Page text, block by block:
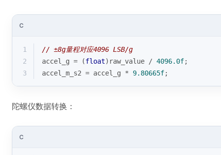
C
1
// ±8g量程对应4096 LSB/g
2
accel_g = (float)raw_value / 4096.0f;
3
accel_m_s2 = accel_g * 9.80665f;
陀螺仪数据转换：
C